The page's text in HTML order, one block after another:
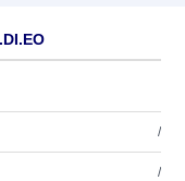
/
/